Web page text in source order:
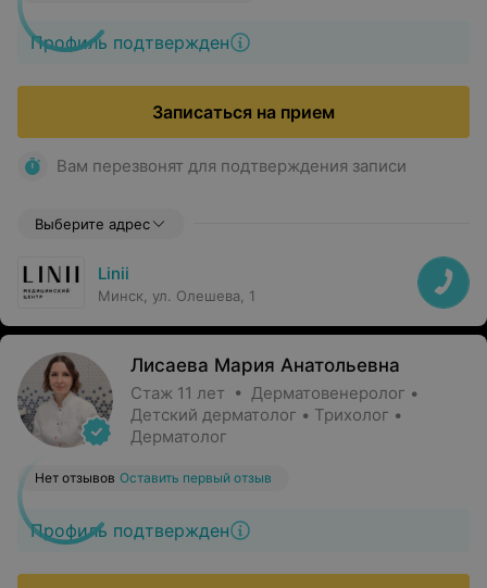
Профиль подтвержден
Записаться на прием
Вам перезвонят для подтверждения записи
Выберите адрес
Linii
Минск, ул. Олешева, 1
Лисаева Мария Анатольевна
Стаж 11 лет • Дерматовенеролог •
Детский дерматолог • Трихолог •
Дерматолог
Профиль подтвержден
Нет отзывов Оставить первый отзыв